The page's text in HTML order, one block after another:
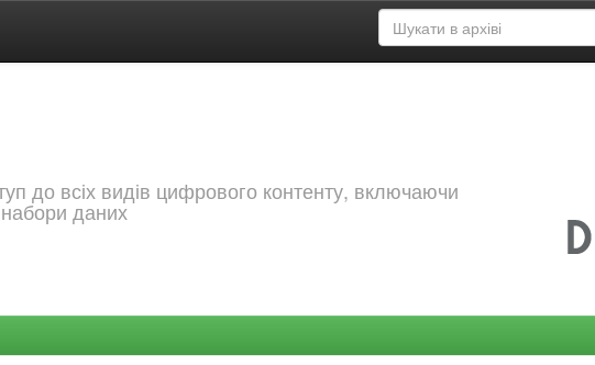
до всіх видів цифрового контенту, включаючи
даних